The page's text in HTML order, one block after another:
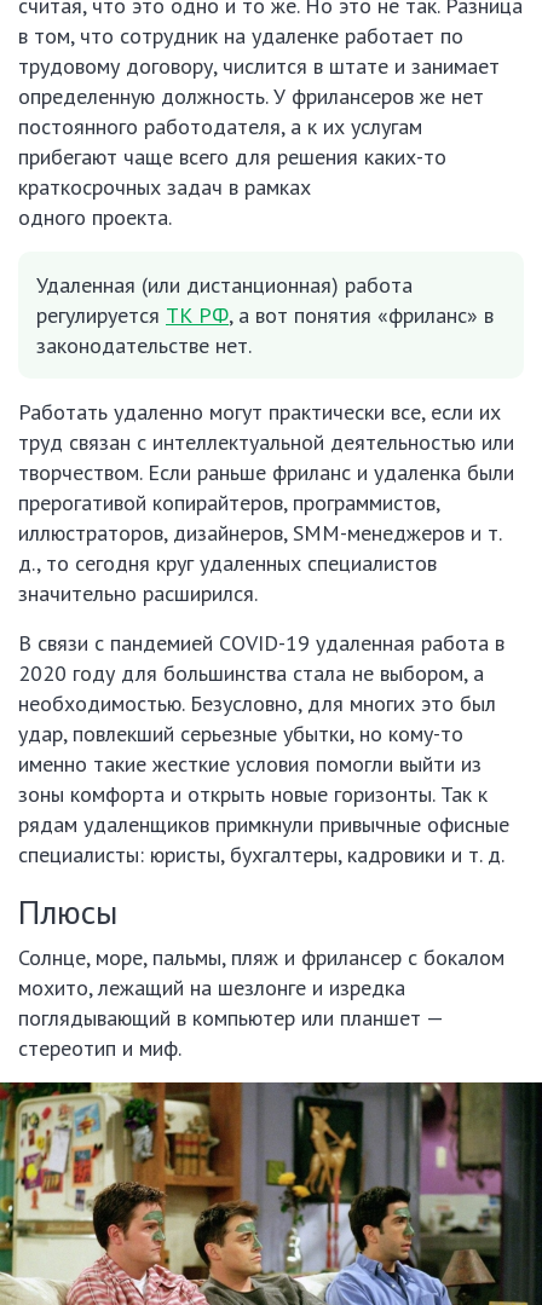
в том, что сотрудник на удаленке работает по
трудовому договору, числится в штате и занимает
определенную должность. У фрилансеров же нет
постоянного работодателя, а к их услугам
прибегают чаще всего для решения каких-то
краткосрочных задач в рамках
одного проекта.
Удаленная (или дистанционная) работа
регулируется ТК РФ, а вот понятия «фриланс» в
законодательстве нет.
Работать удаленно могут практически все, если их
труд связан с интеллектуальной деятельностью или
творчеством. Если раньше фриланс и удаленка были
прерогативой копирайтеров, программистов,
иллюстраторов, дизайнеров, SMM-менеджеров и т.
д., то сегодня круг удаленных специалистов
значительно расширился.
В связи с пандемией COVID-19 удаленная работа в
2020 году для большинства стала не выбором, а
необходимостью. Безусловно, для многих это был
удар, повлекший серьезные убытки, но кому-то
именно такие жесткие условия помогли выйти из
зоны комфорта и открыть новые горизонты. Так к
рядам удаленщиков примкнули привычные офисные
специалисты: юристы, бухгалтеры, кадровики и т. д.
Плюсы
Солнце, море, пальмы, пляж и фрилансер с бокалом
мохито, лежащий на шезлонге и изредка
поглядывающий в компьютер или планшет —
стереотип и миф.